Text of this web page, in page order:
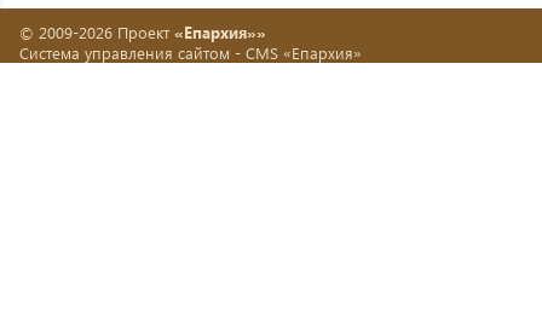
© 2009-2026 Проект «Епархия»»
Система управления сайтом - CMS «Епархия»